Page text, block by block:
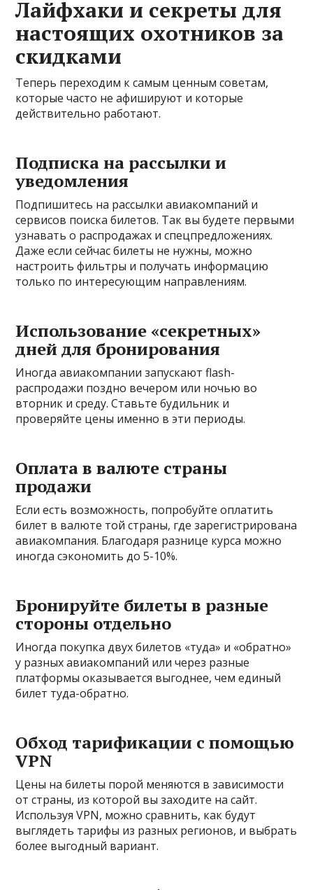
Лайфхаки и секреты для
настоящих охотников за
скидками
Теперь переходим к самым ценным советам,
которые часто не афишируют и которые
действительно работают.
Подписка на рассылки и
уведомления
Подпишитесь на рассылки авиакомпаний и
сервисов поиска билетов. Так вы будете первыми
узнавать о распродажах и спецпредложениях.
Даже если сейчас билеты не нужны, можно
настроить фильтры и получать информацию
только по интересующим направлениям.
Использование «секретных»
дней для бронирования
Иногда авиакомпании запускают flash-
распродажи поздно вечером или ночью во
вторник и среду. Ставьте будильник и
проверяйте цены именно в эти периоды.
Оплата в валюте страны
продажи
Если есть возможность, попробуйте оплатить
билет в валюте той страны, где зарегистрирована
авиакомпания. Благодаря разнице курса можно
иногда сэкономить до 5-10%.
Бронируйте билеты в разные
стороны отдельно
Иногда покупка двух билетов «туда» и «обратно»
у разных авиакомпаний или через разные
платформы оказывается выгоднее, чем единый
билет туда-обратно.
Обход тарификации с помощью
VPN
Цены на билеты порой меняются в зависимости
от страны, из которой вы заходите на сайт.
Используя VPN, можно сравнить, как будут
выглядеть тарифы из разных регионов, и выбрать
более выгодный вариант.